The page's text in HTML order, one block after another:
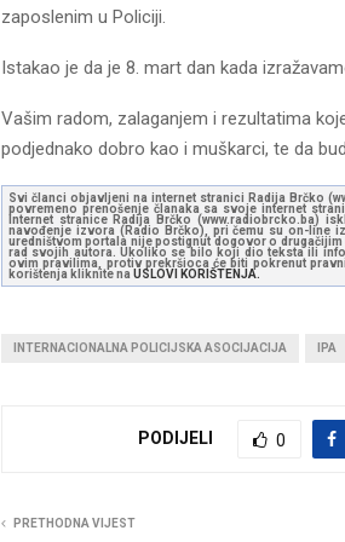
zaposlenim u Policiji.
Istakao je da je 8. mart dan kada
Vašim radom, zalaganjem i rezultatima
podjednako dobro kao i muškarci, te da
Svi članci objavljeni na internet stranici Radija Brčko
povremeno prenošenje članaka sa svoje internet
Internet stranice Radija Brčko (www.radiobrcko.ba)
navođenje izvora (Radio Brčko), pri čemu su on-line
uredništvom portala nije postignut dogovor o
rad svojih autora. Ukoliko se bilo koji dio teksta ili
ovim pravilima, protiv prekršioca će biti pokrenut
korištenja kliknite naUSLOVI KORIŠTENJA.
INTERNACIONALNA POLICIJSKA ASOCIJACIJA IPA
PODIJELI 0
PRETHODNA VIJEST